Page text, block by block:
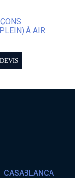
À AIR
CASABLANCA